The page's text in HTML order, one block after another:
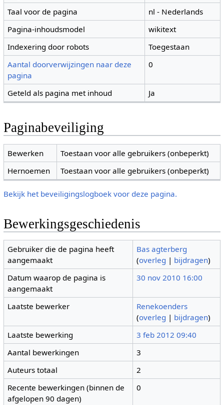
Taal voor de pagina
nl - Nederlands
Pagina-inhoudsmodel
wikitext
Indexering door robots
Toegestaan
Aantal doorverwijzingen naar deze
pagina
0
Geteld als pagina met inhoud Ja
Paginabeveiliging
Bewerken
Toestaan voor alle gebruikers (onbeperkt)
Hernoemen
Toestaan voor alle gebruikers (onbeperkt)
Bekijk het beveiligingslogboek voor deze pagina.
Bewerkingsgeschiedenis
Gebruiker die de pagina heeft
aangemaakt
Bas agterberg
(overleg | bijdragen)
Datum waarop de pagina is
aangemaakt
30 nov 2010 16:00
Laatste bewerker
Renekoenders
(overleg | bijdragen)
Laatste bewerking
3 feb 2012 09:40
Aantal bewerkingen
3
Auteurs totaal
2
Recente bewerkingen (binnen de
afgelopen 90 dagen)
0